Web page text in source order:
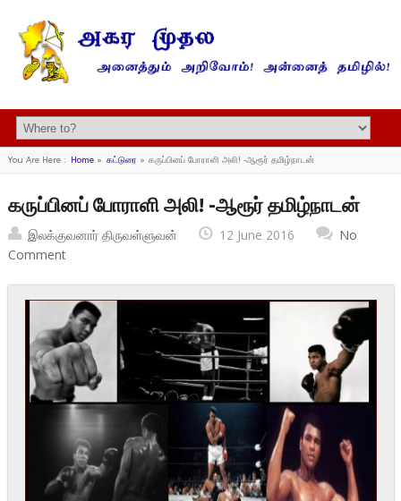
You Are Here : Home» கட்டுரை » கருப்பினப் போராளி அலி! -ஆரூர் தமிழ்நாடன்
கருப்பினப் போராளி அலி! -ஆரூர் தமிழ்நாடன்
இலக்குவனார் திருவள்ளுவன் 12 June 2016
No
Comment